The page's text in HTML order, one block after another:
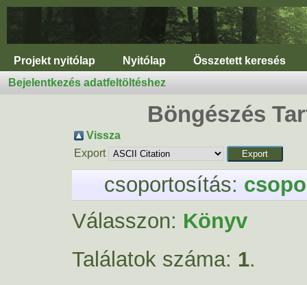
Projekt nyitólap Nyitólap
Összetett keresés
Bejelentkezés adatfeltöltéshez
Böngészés
Vissza
Export
csoportosítás:
Válasszon: Könyv
Találatok száma: 1.